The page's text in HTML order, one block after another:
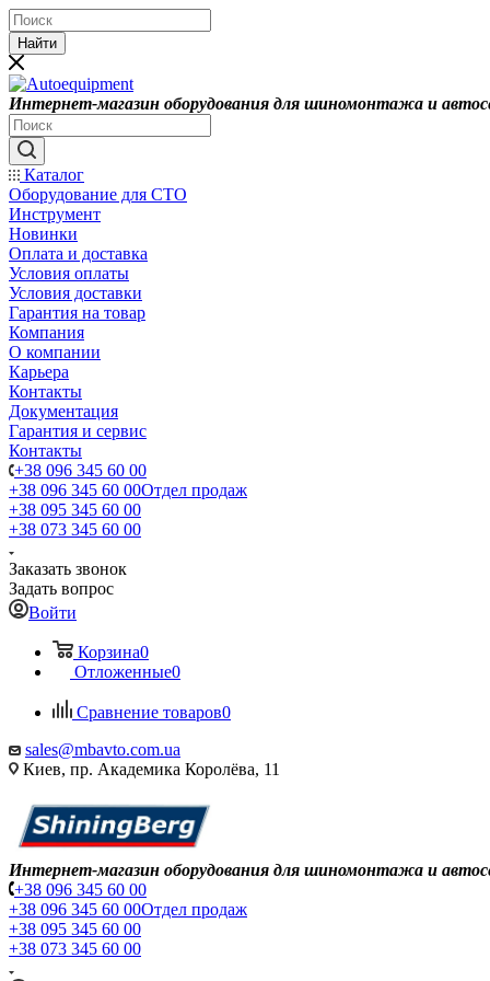
Найти
Интернет-магазин оборудования для шиномонтажа и
Каталог
Оборудование для СТО
Инструмент
Новинки
Оплата и доставка
Условия оплаты
Условия доставки
Гарантия на товар
Компания
О компании
Карьера
Контакты
Документация
Гарантия и сервис
Контакты
+38 096 345 60 00
+38 096 345 60 00Отдел продаж
+38 095 345 60 00
+38 073 345 60 00
Заказать звонок
Задать вопрос
Войти
Корзина0
Отложенные0
Сравнение товаров0
sales@mbavto.com.ua
Киев, пр. Академика Королёва, 11
Интернет-магазин оборудования для шиномонтажа и
+38 096 345 60 00
+38 096 345 60 00Отдел продаж
+38 095 345 60 00
+38 073 345 60 00